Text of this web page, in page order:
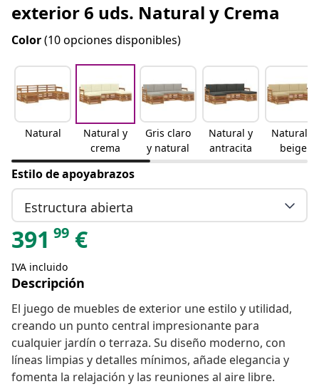
exterior 6 uds. Natural y Crema
Color(10 opciones disponibles)
Natural
Natural y
crema
Gris claro
y natural
Natural y
antracita
Natural y
beige
Estilo de apoyabrazos
Estructura abierta
391 99 €
IVA incluido
Descripción
El juego de muebles de exterior une estilo y utilidad,
creando un punto central impresionante para
cualquier jardín o terraza. Su diseño moderno, con
líneas limpias y detalles mínimos, añade elegancia y
fomenta la relajación y las reuniones al aire libre.